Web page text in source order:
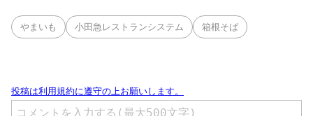
やまいも 小田急レストランシステム 箱根そば